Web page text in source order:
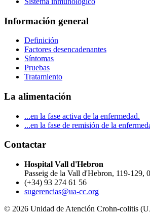
Información general
Definición
Factores desencadenantes
Síntomas
Pruebas
Tratamiento
La alimentación
...en la fase activa de la enfermedad.
...en la fase de remisión de la
Contactar
Hospital Vall d'Hebron
Passeig de la Vall d'Hebron, 119-129,
(+34) 93 274 61 56
sugerencias@ua-cc.org
© 2026 Unidad de Atención Crohn-colitis